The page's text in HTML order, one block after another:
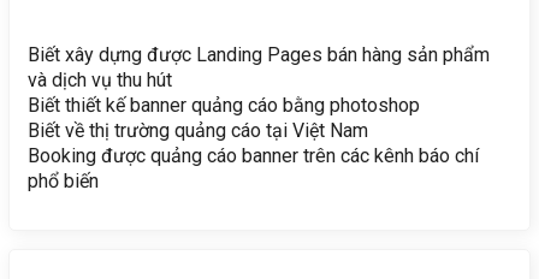
Biết xây dựng được Landing Pages bán hàng sản phẩm
và dịch vụ thu hút
Biết thiết kế banner quảng cáo bằng photoshop
Biết về thị trường quảng cáo tại Việt Nam
Booking được quảng cáo banner trên các kênh báo chí
phổ biến